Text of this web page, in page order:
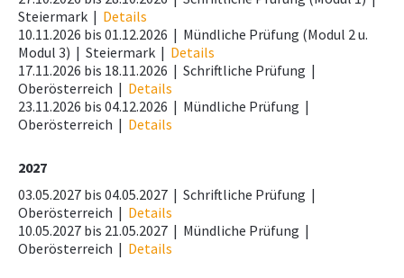
KONTAKT
WETTBEWERBE
Vorbereitungskursstandorte und
Termine
Prüfungsstandorte und Termine
Normenpaket für Kursteilnehmer
Normenpaket
Downloads, Links & Infos
Steiermark | Details
10.11.2026 bis 01.12.2026 | Mündliche Prüfung (Modul 2 u.
Modul 3) | Steiermark | Details
17.11.2026 bis 18.11.2026 | Schriftliche Prüfung |
Oberösterreich | Details
23.11.2026 bis 04.12.2026 | Mündliche Prüfung |
Oberösterreich | Details
2027
03.05.2027 bis 04.05.2027 | Schriftliche Prüfung |
Oberösterreich | Details
10.05.2027 bis 21.05.2027 | Mündliche Prüfung |
Oberösterreich | Details